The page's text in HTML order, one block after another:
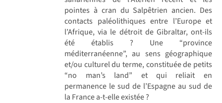
pointes à cran du Salpêtrien ancien. Des
contacts paléolithiques entre l’Europe et
l’Afrique, via le détroit de Gibraltar, ont-ils
été établis ? Une “province
méditerranéenne”, au sens géographique
et/ou culturel du terme, constituée de petits
“no man’s land” et qui reliait en
permanence le sud de l’Espagne au sud de
la France a-t-elle existée ?